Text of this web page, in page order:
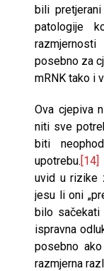
bili
patologije
posebno za
mRNK tako i
Ova cjepiva
niti sve
biti
upotrebu.[14]
uvid u rizike
jesu li oni
bilo
ispravna
posebno
razmjerna